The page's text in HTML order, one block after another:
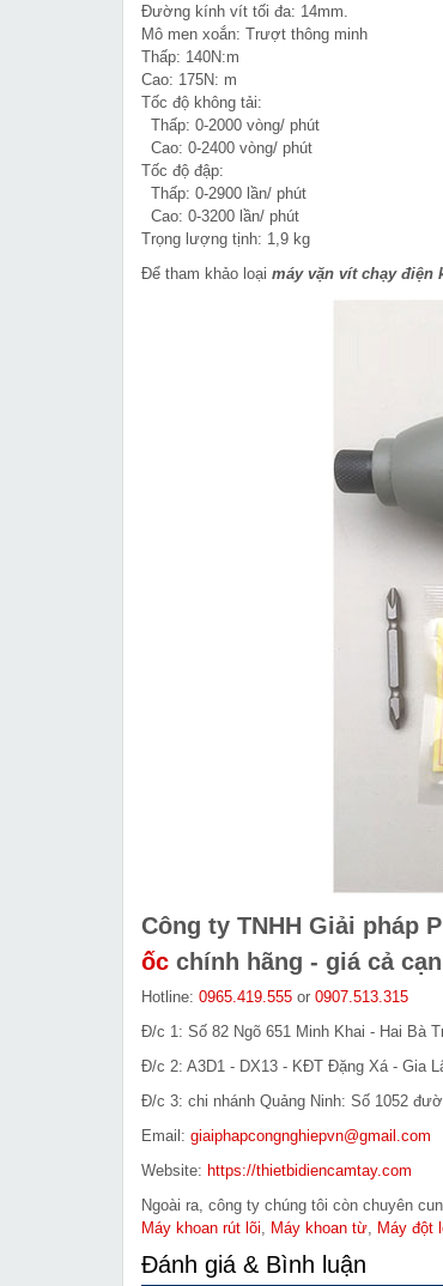
Đường kính vít tối đa: 14mm.
Mô men xoắn: Trượt thông minh
Thấp: 140N:m
Cao: 175N: m
Tốc độ không tải:
Thấp: 0-2000 vòng/ phút
Cao: 0-2400 vòng/ phút
Tốc độ đập:
Thấp: 0-2900 lần/ phút
Cao: 0-3200 lần/ phút
Trọng lượng tịnh: 1,9 kg
Để tham khảo loại máy vặn vít chạy điện
Công ty TNHH Giải pháp
ốc chính hãng - giá cả
Hotline: 0965.419.555 or 0907.513.315
Đ/c 1: Số 82 Ngõ 651 Minh Khai - Hai Bà
Đ/c 2: A3D1 - DX13 - KĐT Đặng Xá - Gia
Đ/c 3: chi nhánh Quảng Ninh: Số 1052
Email: giaiphapcongnghiepvn@gmail.com
Website: https://thietbidiencamtay.com
Ngoài ra, công ty chúng tôi còn chuyên
Máy khoan rút lõi, Máy khoan từ, Máy đột
Đánh giá & Bình luận